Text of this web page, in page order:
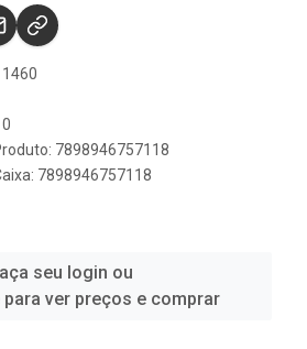
7898946757118
7898946757118
seu login ou
ver preços e comprar